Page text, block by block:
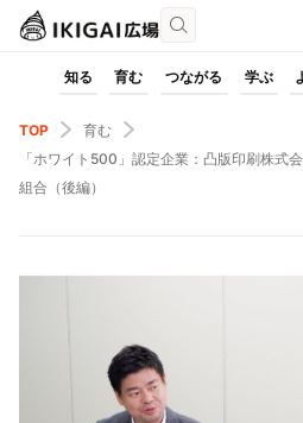
知る 育む つながる 学ぶ
TOP
育む
「ホワイト500」認定企業：凸版印刷株
組合（後編）